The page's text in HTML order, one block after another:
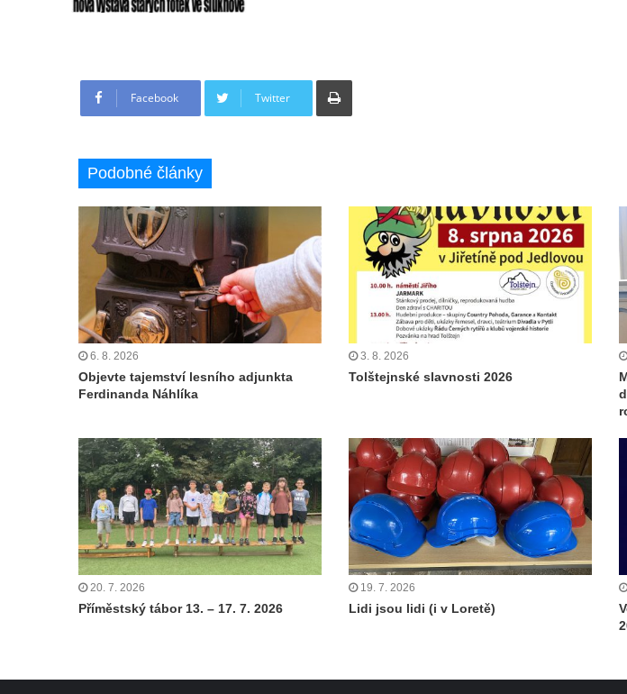
Facebook Twitter
Tisknout
Podobné články
6. 8. 2026
Objevte tajemství lesního adjunkta
Ferdinanda Náhlíka
3. 8. 2026
Tolštejnské slavnosti 2026
20. 7. 2026
Příměstský tábor 13. – 17. 7. 2026
19. 7. 2026
Lidi jsou lidi (i v Loretě)